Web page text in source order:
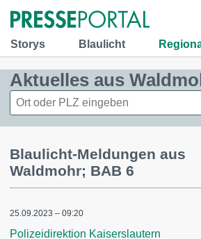
Storys Blaulicht
Aktuelles aus
Blaulicht-Meldungen aus
Waldmohr; BAB 6
25.09.2023 – 09:20
Polizeidirektion Kaiserslautern